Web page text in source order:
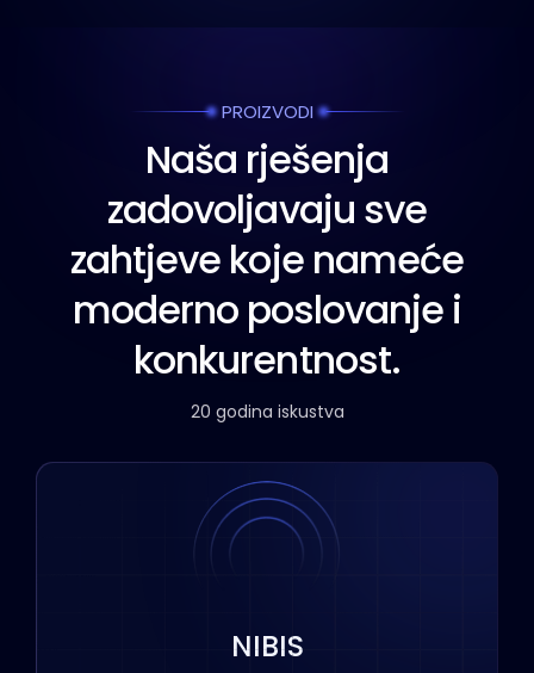
PROIZVODI
Naša rješenja
zadovoljavaju sve
zahtjeve koje nameće
moderno poslovanje i
konkurentnost.
20 godina iskustva
NIBIS